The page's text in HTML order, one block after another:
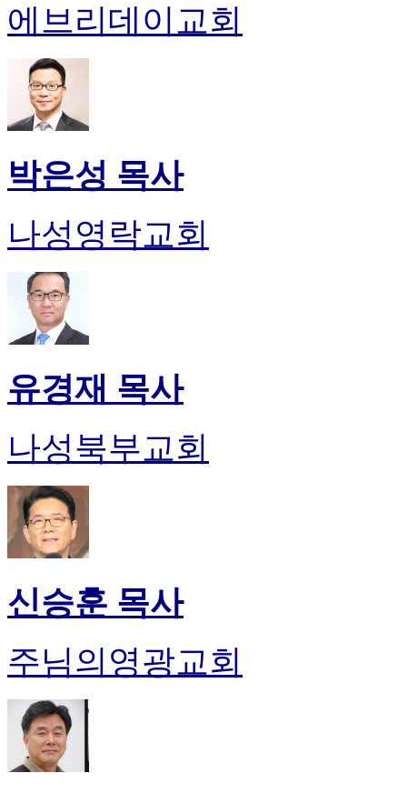
에브리데이교회
박은성 목사
나성영락교회
유경재 목사
나성북부교회
신승훈 목사
주님의영광교회